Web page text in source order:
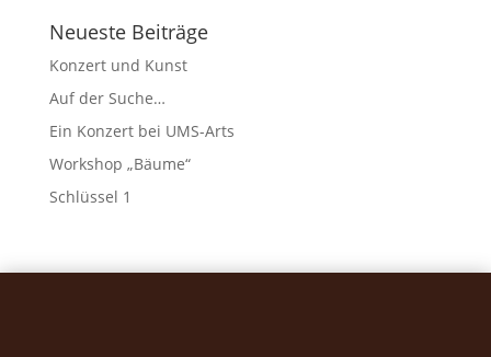
Neueste Beiträge
Konzert und Kunst
Auf der Suche…
Ein Konzert bei UMS-Arts
Workshop „Bäume“
Schlüssel 1